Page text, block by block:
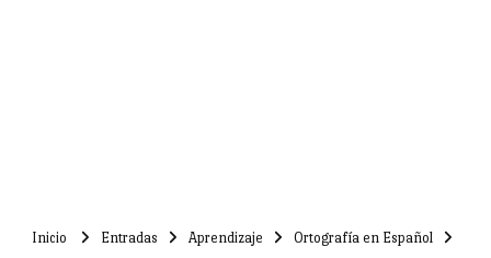
Inicio Entradas Aprendizaje Ortografía en Español